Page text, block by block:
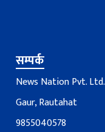
सम्पर्क
News Nation Pvt. Ltd.
Gaur, Rautahat
9855040578